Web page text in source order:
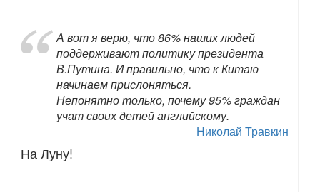
А вот я верю, что 86% наших людей
поддерживают политику президента
В.Путина. И правильно, что к Китаю
начинаем прислоняться.
Непонятно только, почему 95% граждан
учат своих детей английскому.
Николай Травкин
На Луну!